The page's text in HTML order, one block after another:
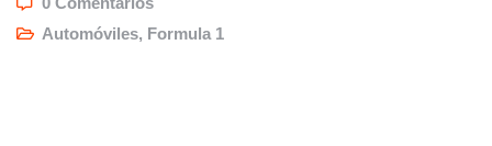
Automóviles, Formula 1